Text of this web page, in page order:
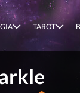
TAROT